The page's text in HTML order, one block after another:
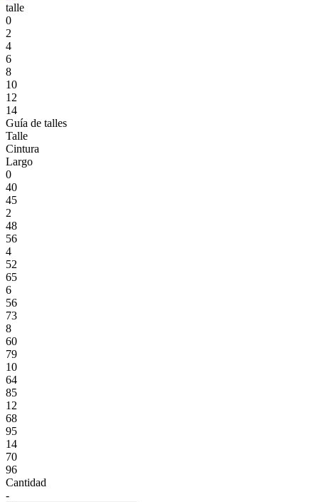
talle
0
2
4
6
8
10
12
14
Guía de talles
Talle
Cintura
Largo
0
40
45
2
48
56
4
52
65
6
56
73
8
60
79
10
64
85
12
68
95
14
70
96
Cantidad
-